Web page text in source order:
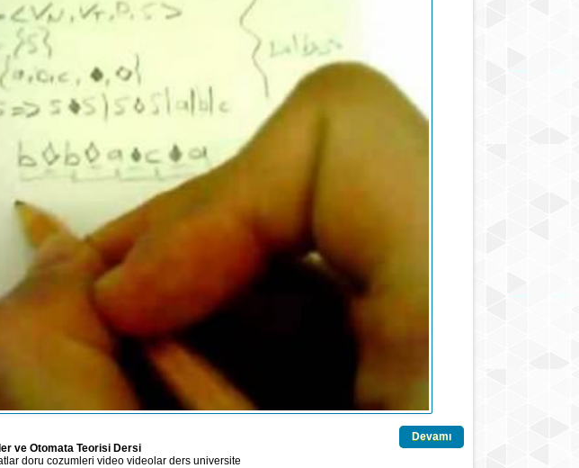
Devamı
ve Otomata Teorisi Dersi
doru cozumleri video videolar ders universite